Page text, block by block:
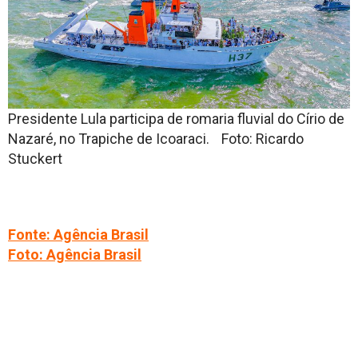
Presidente Lula participa de romaria fluvial do Círio de
Nazaré, no Trapiche de Icoaraci. Foto: Ricardo
Stuckert
Fonte: Agência Brasil
Foto: Agência Brasil